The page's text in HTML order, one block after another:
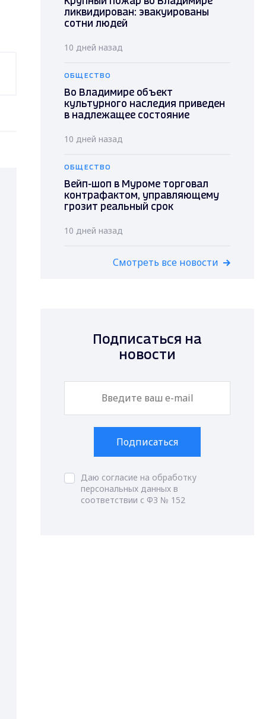
ликвидирован: эвакуированы
сотни людей
10 дней назад
ОБЩЕСТВО
Во Владимире объект
культурного наследия приведен
в надлежащее состояние
10 дней назад
ОБЩЕСТВО
Вейп-шоп в Муроме торговал
контрафактом, управляющему
грозит реальный срок
10 дней назад
Смотреть все новости
Подписаться на
новости
Подписаться
Даю согласие на обработку
персональных данных в
соответствии с ФЗ № 152